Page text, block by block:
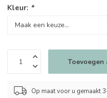
Kleur: *
Op maat voor u gemaakt